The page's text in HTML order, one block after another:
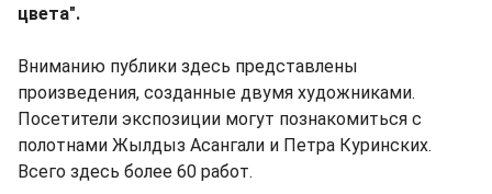
цвета".
Вниманию публики здесь представлены
произведения, созданные двумя художниками.
Посетители экспозиции могут познакомиться с
полотнами Жылдыз Асангали и Петра Куринских.
Всего здесь более 60 работ.